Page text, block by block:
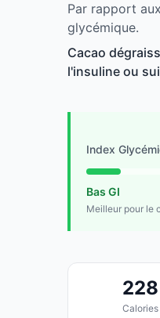
Par rapport
glycémique.
Cacao
l'insuline ou
Index
Bas GI
Meilleur pour le
228
Calories